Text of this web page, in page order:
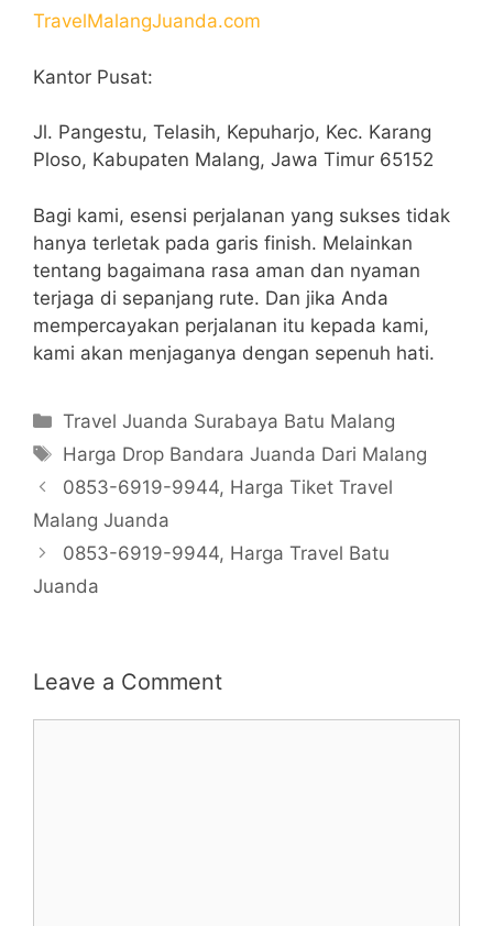
TravelMalangJuanda.com
Kantor Pusat:
Jl. Pangestu, Telasih, Kepuharjo, Kec. Karang
Ploso, Kabupaten Malang, Jawa Timur 65152
Bagi kami, esensi perjalanan yang sukses tidak
hanya terletak pada garis finish. Melainkan
tentang bagaimana rasa aman dan nyaman
terjaga di sepanjang rute. Dan jika Anda
mempercayakan perjalanan itu kepada kami,
kami akan menjaganya dengan sepenuh hati.
Categories
Travel Juanda Surabaya Batu Malang
Tags
Harga Drop Bandara Juanda Dari Malang
0853-6919-9944, Harga Tiket Travel
Malang Juanda
0853-6919-9944, Harga Travel Batu
Juanda
Leave a Comment